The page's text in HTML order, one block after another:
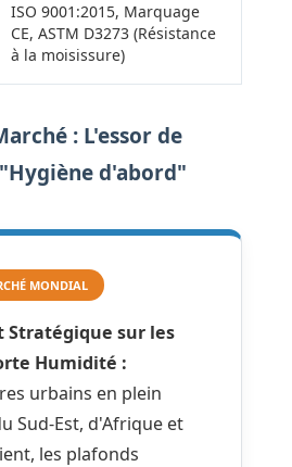
ISO 9001:2015, Marquage
CE, ASTM D3273 (Résistance
à la moisissure)
: L'essor de
d'abord"
MONDIAL
Stratégique sur les
Humidité :
urbains en plein
Sud-Est, d'Afrique et
les plafonds